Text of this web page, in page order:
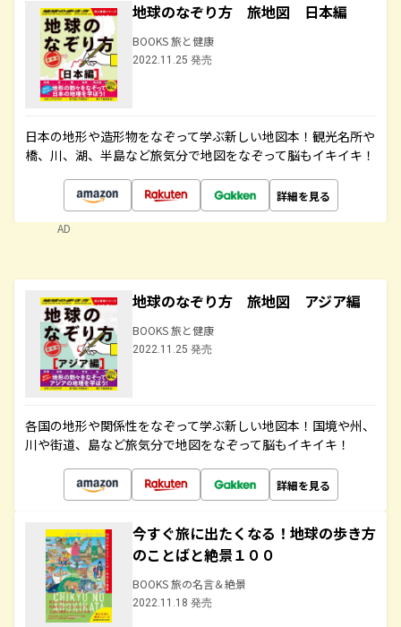
地球のなぞり方 旅地図 日本編
BOOKS 旅と健康
2022.11.25 発売
日本の地形や造形物をなぞって学ぶ新しい地図本！観光名所や
橋、川、湖、半島など旅気分で地図をなぞって脳もイキイキ！
詳細を見る
AD
地球のなぞり方 旅地図 アジア編
BOOKS 旅と健康
2022.11.25 発売
各国の地形や関係性をなぞって学ぶ新しい地図本！国境や州、
川や街道、島など旅気分で地図をなぞって脳もイキイキ！
詳細を見る
今すぐ旅に出たくなる！地球の歩き方
のことばと絶景１００
BOOKS 旅の名言＆絶景
2022.11.18 発売